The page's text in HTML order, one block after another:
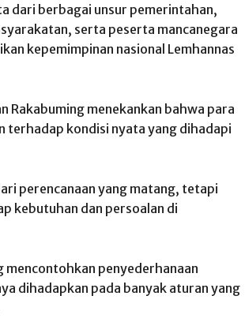
dari berbagai unsur pemerintahan,
serta peserta mancanegara
kepemimpinan nasional Lemhannas
Rakabuming menekankan bahwa para
terhadap kondisi nyata yang dihadapi
perencanaan yang matang, tetapi
kebutuhan dan persoalan di
mencontohkan penyederhanaan
dihadapkan pada banyak aturan yang